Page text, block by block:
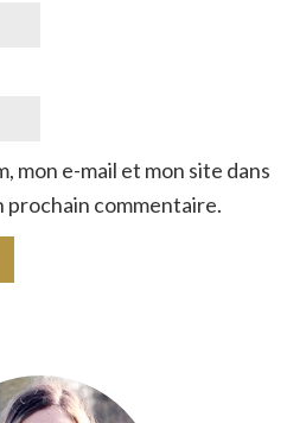
mon e-mail et mon site dans
prochain commentaire.